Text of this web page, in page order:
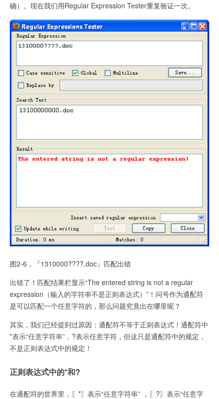
确）。现在我们用Regular Expression Tester重复验证一次。
图2-6，『1310000????.doc』匹配出错
出错了！匹配结果栏显示“The entered string is not a regular
expression（输入的字符串不是正则表达式）”！问号作为通配符
是可以匹配一个任意字符的，那么问题究竟出在哪里呢？
其实，我们已经提到过原因：通配符不等于正则表达式！ 通配符中
*表示“任意字符串”，?表示任意字符，但这只是通配符中的规定，
不是正则表达式中的规定！
正则表达式中的*和?
在通配符的世界里，〖*〗表示“任意字符串” ，〖?〗表示“任意字